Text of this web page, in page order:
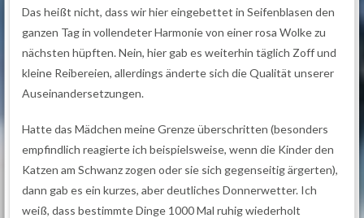
Das heißt nicht, dass wir hier eingebettet in Seifenblasen den
ganzen Tag in vollendeter Harmonie von einer rosa Wolke zu
nächsten hüpften. Nein, hier gab es weiterhin täglich Zoff und
kleine Reibereien, allerdings änderte sich die Qualität unserer
Auseinandersetzungen.
Hatte das Mädchen meine Grenze überschritten (besonders
empfindlich reagierte ich beispielsweise, wenn die Kinder den
Katzen am Schwanz zogen oder sie sich gegenseitig ärgerten),
dann gab es ein kurzes, aber deutliches Donnerwetter. Ich
weiß, dass bestimmte Dinge 1000 Mal ruhig wiederholt